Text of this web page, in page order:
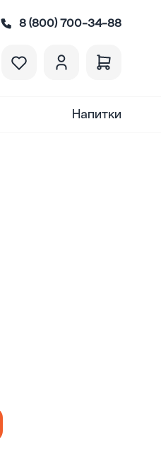
8 (800) 700-34-88
Напитки